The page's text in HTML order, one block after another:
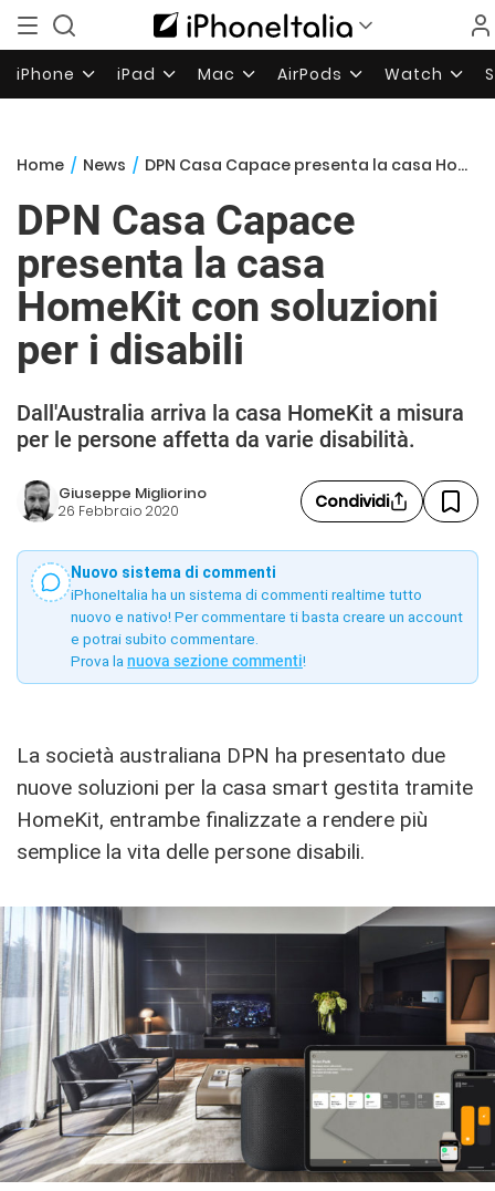
iPhone iPad Mac AirPods Watch
Home / News / DPN Casa Capace presenta la casa HomeKit con soluzioni per i disabili
DPN Casa Capace
presenta la casa
HomeKit con soluzioni
per i disabili
Dall'Australia arriva la casa HomeKit a misura
per le persone affetta da varie disabilità.
Giuseppe Migliorino
26 Febbraio 2020 Condividi
Nuovo sistema di commenti
iPhoneItalia ha un sistema di commenti realtime tutto
nuovo e nativo! Per commentare ti basta creare un account
e potrai subito commentare.
Prova la nuova sezione commenti!
La società australiana DPN ha presentato due
nuove soluzioni per la casa smart gestita tramite
HomeKit, entrambe finalizzate a rendere più
semplice la vita delle persone disabili.